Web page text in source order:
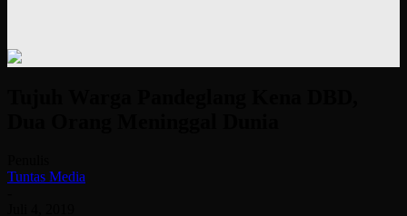
Tuntas Media